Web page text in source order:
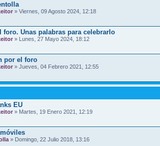
» Viernes, 09 Agosto 2024, 12:18
foro. Unas palabras para celebrarlo
» Lunes, 27 Mayo 2024, 18:12
por el foro
» Jueves, 04 Febrero 2021, 12:55
EU
» Martes, 19 Enero 2021, 12:19
» Domingo, 22 Julio 2018, 13:16